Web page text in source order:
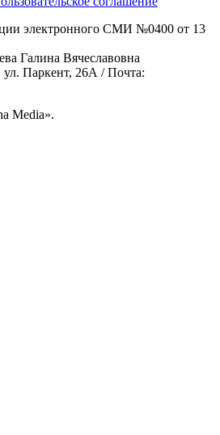
электронного СМИ №0400 от 13
Галина Вячеславовна
Паркент, 26А / Почта:
Media».